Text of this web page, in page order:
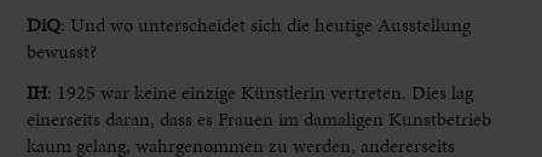
DiQ:Und wo unterscheidet sich die heutige Ausstellung
bewusst?
IH: 1925 war keine einzige Künstlerin vertreten. Dies lag
einerseits daran, dass es Frauen im damaligen Kunstbetrieb
kaum gelang, wahrgenommen zu werden, andererseits